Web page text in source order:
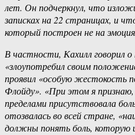
лет. Он подчеркнул, что
записках на 22 страницах, и
который построен не на
В частности, Кахилл говорил
«злоупотребил своим
проявил «особую
Флойду». «При этом я признаю,
пределами присутствовала
отозвалась во всей стране,
должны понять боль,